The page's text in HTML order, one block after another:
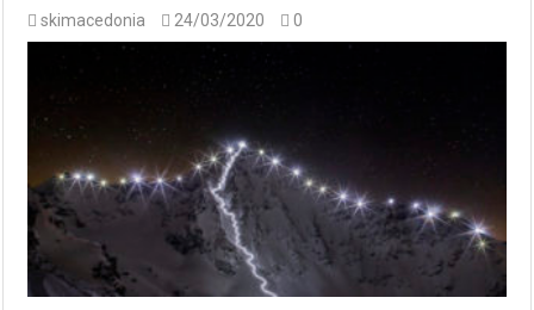
skimacedonia 24/03/2020 0